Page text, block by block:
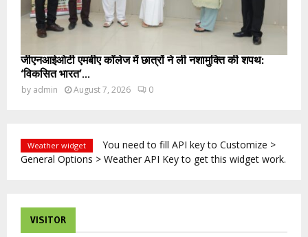
जीएनआईओटी एमबीए कॉलेज में छात्रों ने ली नशामुक्ति की शपथ:
‘विकसित भारत’...
by admin August 7, 2026 0
Weather widget
You need to fill API key to Customize >
General Options > Weather API Key to get this widget work.
VISITOR